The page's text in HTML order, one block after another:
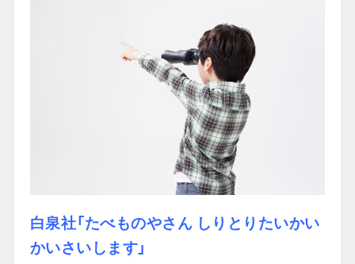
白泉社「たべものやさん しりとりたいかい
かいさいします」